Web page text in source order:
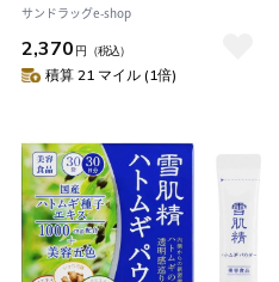
サンドラッグe-shop
2,370 円 （税込）
積算 21 マイル (1倍)